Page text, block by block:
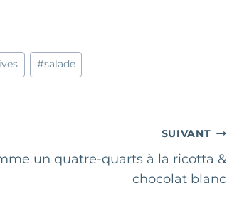
#salade
SUIVANT
un quatre-quarts à la ricotta &
chocolat blanc